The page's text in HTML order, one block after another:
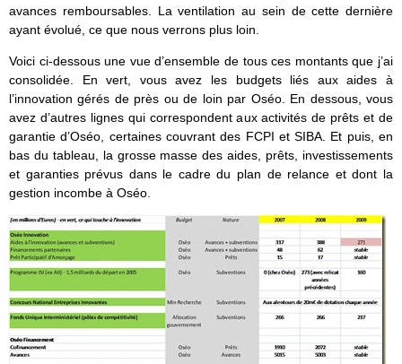
avances remboursables. La ventilation au sein de cette dernière
ayant évolué, ce que nous verrons plus loin.
Voici ci-dessous une vue d’ensemble de tous ces montants que j’ai
consolidée. En vert, vous avez les budgets liés aux aides à
l’innovation gérés de près ou de loin par Oséo. En dessous, vous
avez d’autres lignes qui correspondent aux activités de prêts et de
garantie d’Oséo, certaines couvrant des FCPI et SIBA. Et puis, en
bas du tableau, la grosse masse des aides, prêts, investissements
et garanties prévus dans le cadre du plan de relance et dont la
gestion incombe à Oséo.